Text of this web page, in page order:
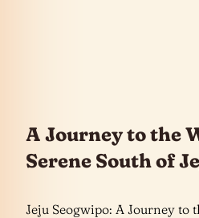
A Journey to the
Serene South of
Jeju Seogwipo: A Journey to